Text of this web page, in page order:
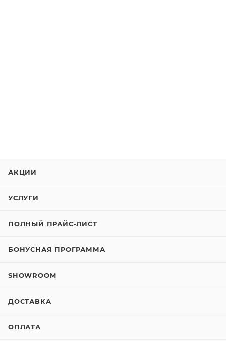
АКЦИИ
УСЛУГИ
ПОЛНЫЙ ПРАЙС-ЛИСТ
БОНУСНАЯ ПРОГРАММА
SHOWROOM
ДОСТАВКА
ОПЛАТА